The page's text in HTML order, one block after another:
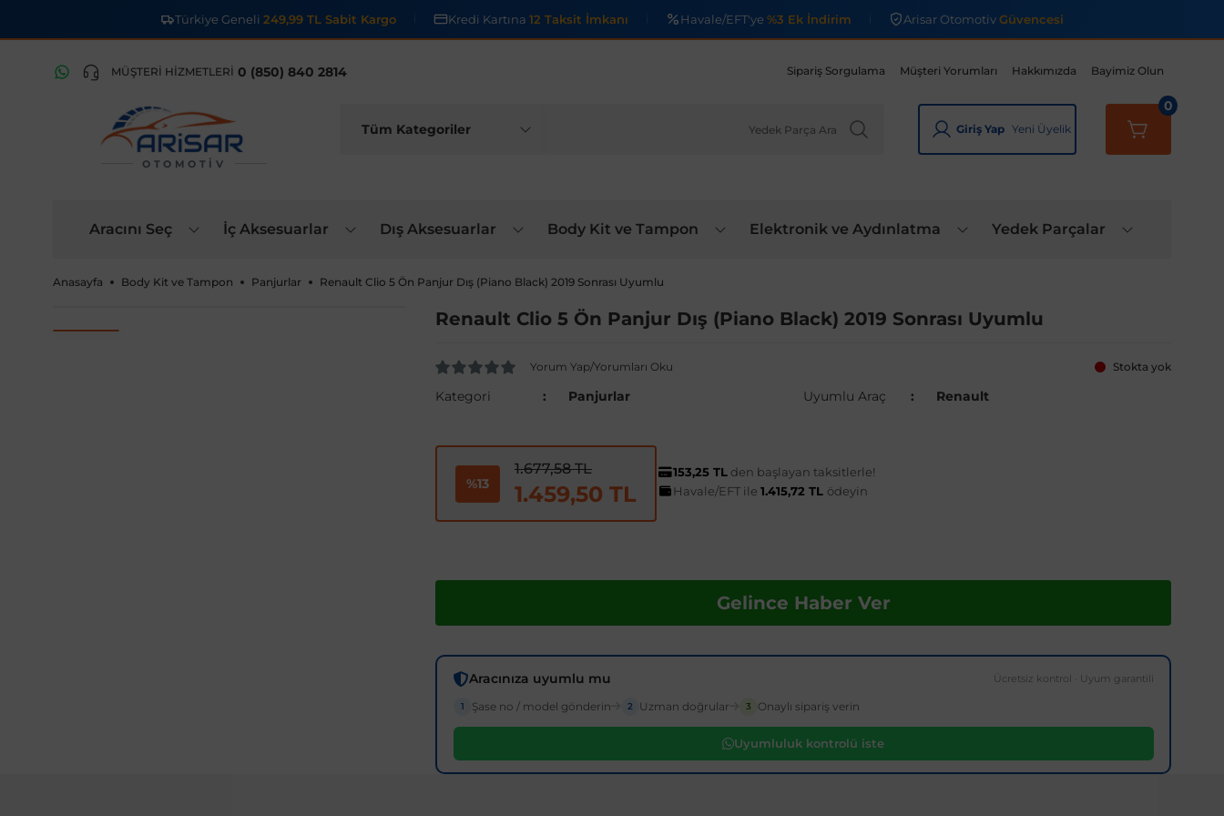
Türkiye Geneli 249,99 TL Sabit Kargo Kredi Kartına 12 Taksit İmkanı Havale/EFT'ye %3 Ek İndirim Arisar OtomotivGüvencesi
MÜŞTERİ HİZMETLERİ 0 (850) 840 2814 Sipariş Sorgulama Müşteri Yorumları Hakkımızda Bayimiz Olun
OTOMOTIV
Giriş Yap Yeni Üyelik
0
Aracını Seç İç Aksesuarlar Dış Aksesuarlar Body Kit ve Tampon Elektronik ve Aydınlatma Yedek Parçalar
Anasayfa Body Kit ve Tampon Panjurlar Renault Clio 5 Ön Panjur Dış (Piano Black) 2019 Sonrası Uyumlu
Renault Clio 5 Ön Panjur Dış (Piano Black) 2019 Sonrası Uyumlu
Yorum Yap/Yorumları Oku Stokta yok
Kategori Panjurlar Uyumlu Araç Renault
%13
1.677,58 TL
1.459,50 TL
153,25 TL den başlayan taksitlerle!
Havale/EFT ile 1.415,72 TL ödeyin
Gelince Haber Ver
Aracınıza uyumlu mu Ücretsiz kontrol · Uyum garantili
1 Şase no / model gönderin 2 Uzman doğrular 3 Onaylı sipariş verin
Uyumluluk kontrolü iste